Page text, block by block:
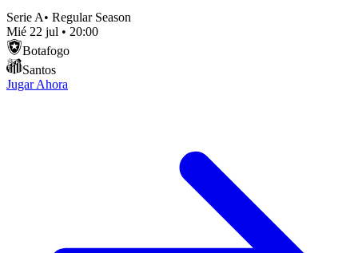
Serie A• Regular Season
Mié 22 jul • 20:00
Botafogo
Santos
Jugar Ahora